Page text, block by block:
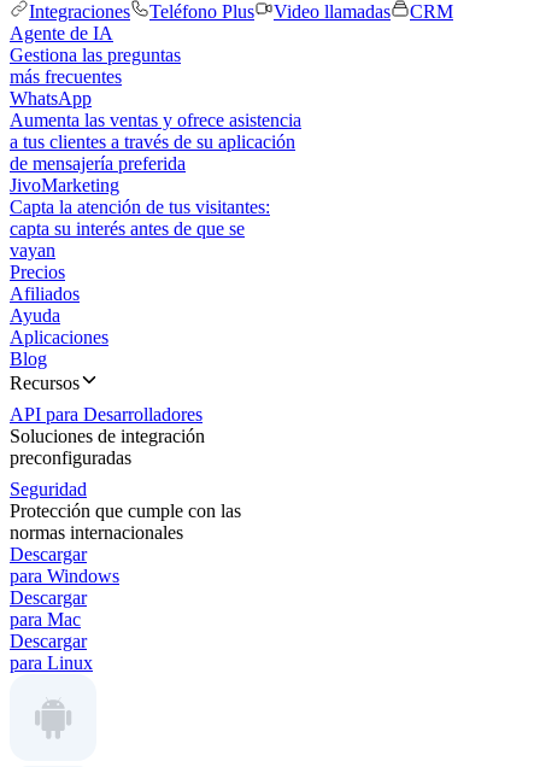
Integraciones
Teléfono Plus Video llamadas
CRM
Agente de IA
Gestiona las preguntas
más frecuentes
WhatsApp
Aumenta las ventas y ofrece asistencia
a tus clientes a través de su aplicación
de mensajería preferida
JivoMarketing
Capta la atención de tus visitantes:
capta su interés antes de que se
vayan
Precios
Afiliados
Ayuda
Aplicaciones
Blog
Recursos
API para Desarrolladores
Soluciones de integración
preconfiguradas
Seguridad
Protección que cumple con las
normas internacionales
Descargar
para Windows
Descargar
para Mac
Descargar
para Linux